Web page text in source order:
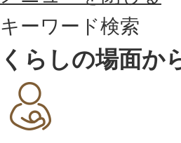
キーワード検索
くらしの場面か